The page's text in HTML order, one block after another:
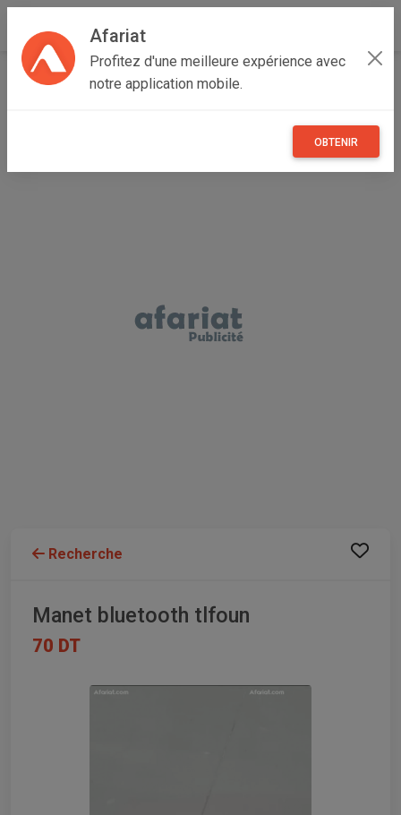
Afariat
Profitez d'une meilleure expérience avec
notre application mobile.
OBTENIR
Accueil Multimedia Majerda
Recherche
Manet bluetooth tlfoun
70 DT